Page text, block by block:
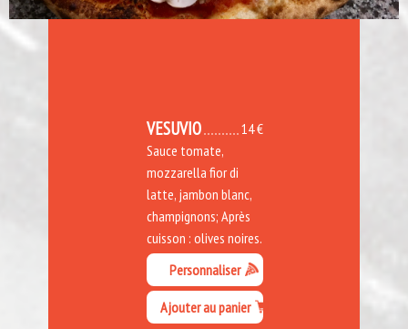
14 €
VESUVIO
Sauce tomate,
mozzarella fior di
latte, jambon blanc,
champignons; Après
cuisson : olives noires.
Personnaliser
Ajouter au panier